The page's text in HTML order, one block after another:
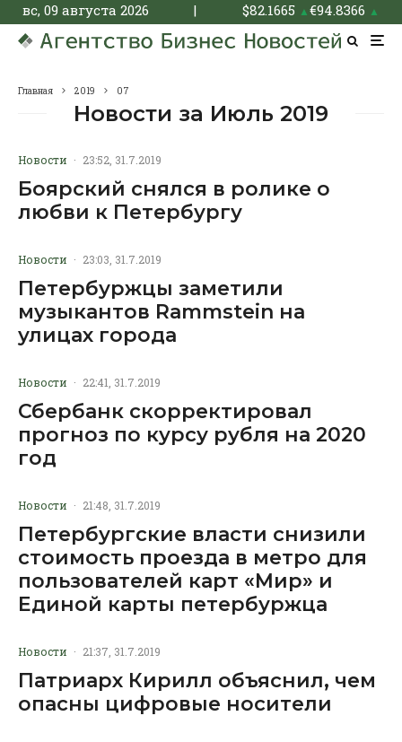
вс, 09 августа 2026 | $82.1665 ▲€94.8366 ▲
Главная 2019 07
Новости за Июль 2019
Новости · 23:52, 31.7.2019
Боярский снялся в ролике о
любви к Петербургу
Новости · 23:03, 31.7.2019
Петербуржцы заметили
музыкантов Rammstein на
улицах города
Новости · 22:41, 31.7.2019
Сбербанк скорректировал
прогноз по курсу рубля на 2020
год
Новости · 21:48, 31.7.2019
Петербургские власти снизили
стоимость проезда в метро для
пользователей карт «Мир» и
Единой карты петербуржца
Новости · 21:37, 31.7.2019
Патриарх Кирилл объяснил, чем
опасны цифровые носители